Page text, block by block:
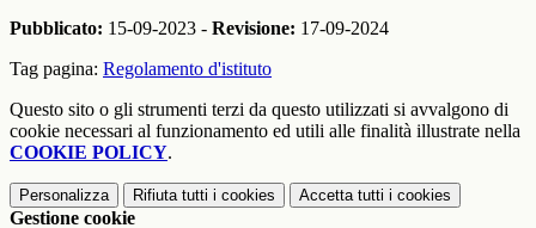
Pubblicato: 15-09-2023 - Revisione: 17-09-2024
Tag pagina: Regolamento d'istituto
Questo sito o gli strumenti terzi da questo utilizzati si avvalgono di
cookie necessari al funzionamento ed utili alle finalità illustrate nella
COOKIE POLICY.
Personalizza Rifiuta tutti i cookies Accetta tutti i cookies
Gestione cookie